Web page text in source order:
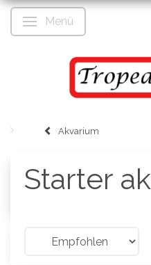
Anzeige ändern
Menü
Akvarium
Starter